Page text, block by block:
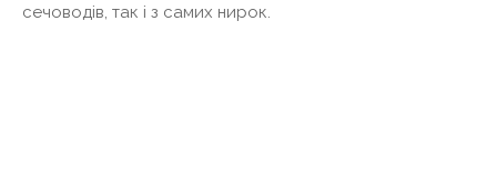
сечоводів, так і з самих нирок.